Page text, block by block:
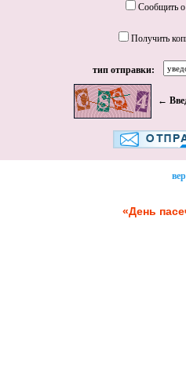
Сообщить
Получить
тип отправки:
←
«День